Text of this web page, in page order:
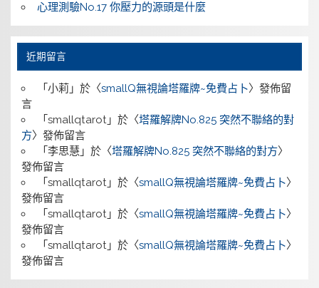
心理測驗No.17 你壓力的源頭是什麼
近期留言
「 小莉」於〈smallQ無視論塔羅牌~免費占卜〉發佈留
言
「 smallqtarot」於〈塔羅解牌No.825 突然不聯絡的對
方〉發佈留言
「 李思慧」於〈塔羅解牌No.825 突然不聯絡的對方〉
發佈留言
「 smallqtarot」於〈smallQ無視論塔羅牌~免費占卜〉
發佈留言
「 smallqtarot」於〈smallQ無視論塔羅牌~免費占卜〉
發佈留言
「 smallqtarot」於〈smallQ無視論塔羅牌~免費占卜〉
發佈留言